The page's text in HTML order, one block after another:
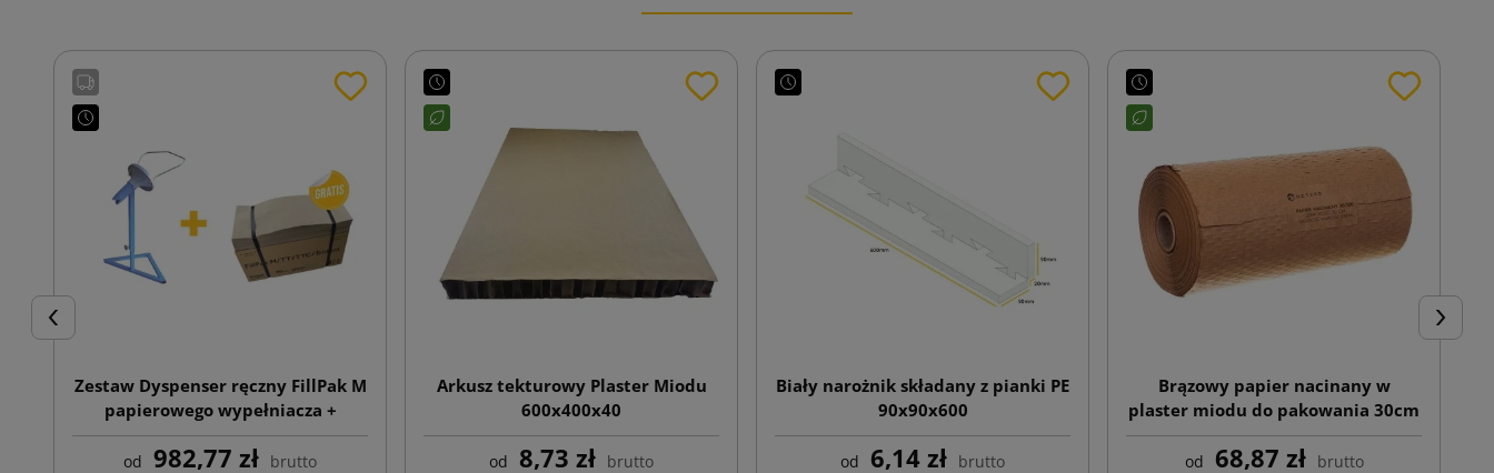
Poprzedni
Zestaw Dyspenser ręczny FillPak M
papierowego wypełniacza +
Papierowy wypełniacz Kraft 50g
350x380
od 982,77 zł brutto
Arkusz tekturowy Plaster Miodu
600x400x40
od 8,73 zł brutto
Biały narożnik składany z pianki PE
90x90x600
od 6,14 zł brutto
Brązowy papier nacinany w
plaster miodu do pakowania 30cm
x 100mb
od 68,87 zł brutto